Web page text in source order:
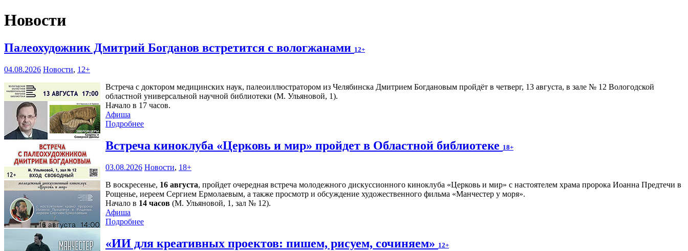
Новости
Палеохудожник Дмитрий Богданов встретится с вологжанами 12+
04.08.2026 Новости, 12+
Встреча с доктором медицинских наук, палеоиллюстратором из Челябинска Дмитрием Богдановым пройдёт в четверг, 13 августа, в зале № 12 Вологодской
областной универсальной научной библиотеки (М. Ульяновой, 1).
Начало в 17 часов.
Афиша
Подробнее
Встреча киноклуба «Церковь и мир» пройдет в Областной библиотеке 18+
03.08.2026 Новости, 18+
В воскресенье, 16 августа, пройдет очередная встреча молодежного дискуссионного киноклуба «Церковь и мир» с настоятелем храма пророка Иоанна Предтечи в
Рощенье, иереем Сергием Ермолаевым, а также просмотр и обсуждение художественного фильма «Манчестер у моря».
Начало в 14 часов (М. Ульяновой, 1, зал № 12).
Афиша
Подробнее
«ИИ для креативных проектов: пишем, рисуем, сочиняем» 12+